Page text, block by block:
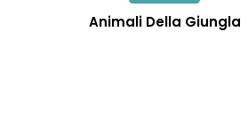
Animali Della Giungla